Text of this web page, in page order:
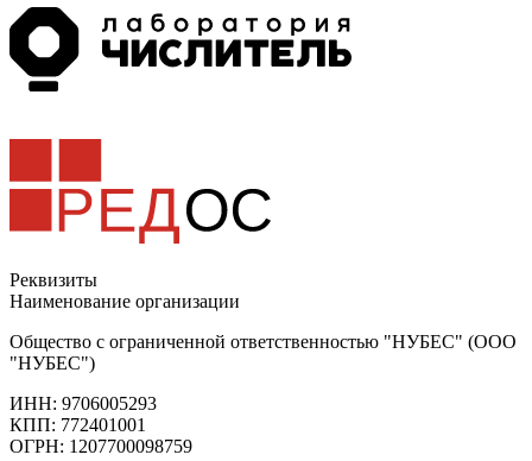
Реквизиты
Наименование организации
Общество с ограниченной ответственностью "НУБЕС" (ООО
"НУБЕС")
ИНН: 9706005293
КПП: 772401001
ОГРН: 1207700098759